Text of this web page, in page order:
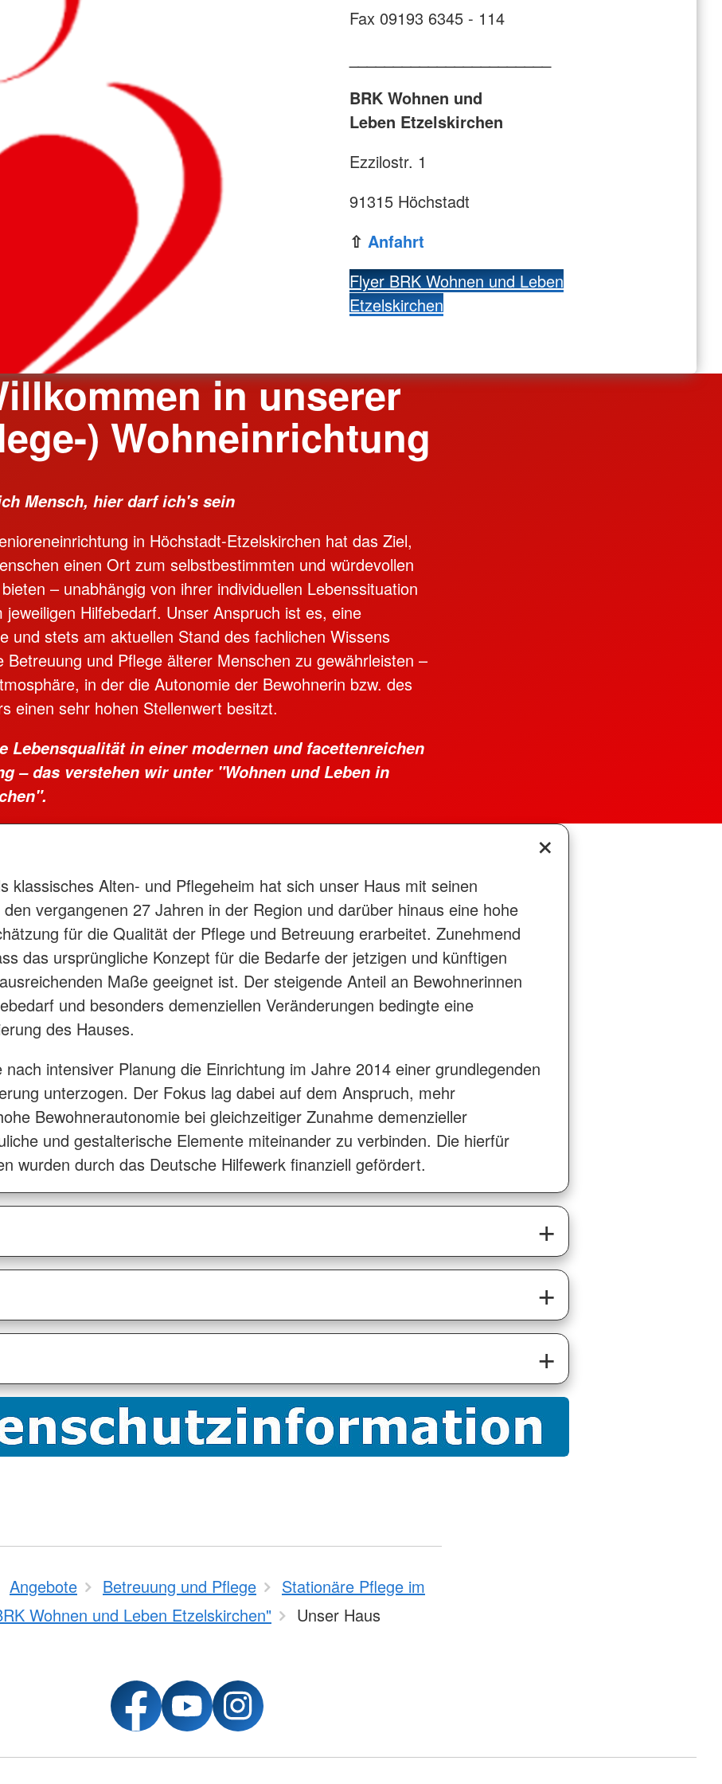
Fax 09193 6345 - 114
BRK Wohnen und
Leben Etzelskirchen
Ezzilostr. 1
91315 Höchstadt
⇧ Anfahrt
Flyer BRK Wohnen und Leben
Etzelskirchen
in unserer
) Wohneinrichtung
Mensch, hier darf ich's sein
in Höchstadt-Etzelskirchen hat das Ziel,
einen Ort zum selbstbestimmten und würdevollen
– unabhängig von ihrer individuellen Lebenssituation
jeweiligen Hilfebedarf. Unser Anspruch ist es, eine
und stets am aktuellen Stand des fachlichen Wissens
Betreuung und Pflege älterer Menschen zu gewährleisten –
in der die Autonomie der Bewohnerin bzw. des
einen sehr hohen Stellenwert besitzt.
Lebensqualität in einer modernen und facettenreichen
– das verstehen wir unter "Wohnen und Leben in
klassisches Alten- und Pflegeheim hat sich unser Haus mit seinen
vergangenen 27 Jahren in der Region und darüber hinaus eine hohe
für die Qualität der Pflege und Betreuung erarbeitet. Zunehmend
das ursprüngliche Konzept für die Bedarfe der jetzigen und künftigen
Maße geeignet ist. Der steigende Anteil an Bewohnerinnen
und besonders demenziellen Veränderungen bedingte eine
des Hauses.
intensiver Planung die Einrichtung im Jahre 2014 einer grundlegenden
unterzogen. Der Fokus lag dabei auf dem Anspruch, mehr
Bewohnerautonomie bei gleichzeitiger Zunahme demenzieller
und gestalterische Elemente miteinander zu verbinden. Die hierfür
wurden durch das Deutsche Hilfewerk finanziell gefördert.
Angebote Betreuung und Pflege
Stationäre Pflege im
Wohnen und Leben Etzelskirchen"
Unser Haus